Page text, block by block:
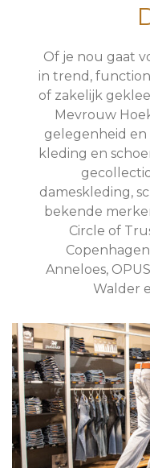
Of je nou gaat
in trend,
of zakelijk
Mevrouw
gelegenheid en
kleding en
dameskleding,
bekende
Circle of
Anneloes,
Walder